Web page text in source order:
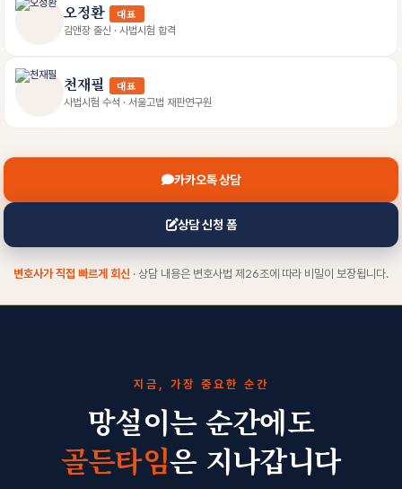
오정환 대표
김앤장 출신 · 사법시험 합격
천재필 대표
사법시험 수석 · 서울고법 재판연구원
카카오톡 상담
상담 신청 폼
변호사가 직접 빠르게 회신 · 상담 내용은 변호사법 제26조에 따라 비밀이 보장됩니다.
지금, 가장 중요한 순간
망설이는 순간에도
골든타임은 지나갑니다